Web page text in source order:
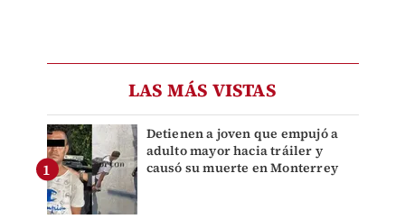
LAS MÁS VISTAS
Detienen a joven que empujó a
adulto mayor hacia tráiler y
causó su muerte en Monterrey